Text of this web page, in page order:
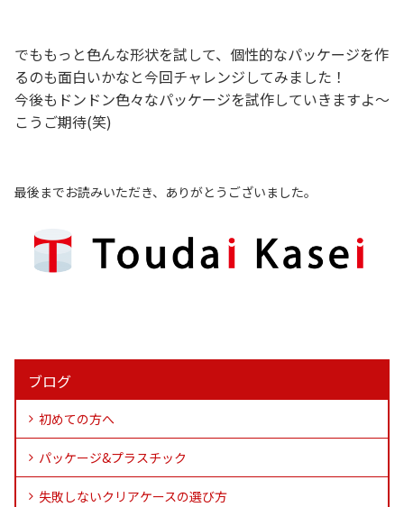
でももっと色んな形状を試して、個性的なパッケージを作
るのも面白いかなと今回チャレンジしてみました！
今後もドンドン色々なパッケージを試作していきますよ～
こうご期待(笑)
最後までお読みいただき、ありがとうございました。
ブログ
初めての方へ
パッケージ&プラスチック
失敗しないクリアケースの選び方